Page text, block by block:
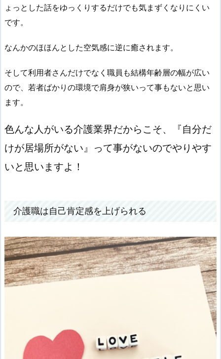
ょっとした話をゆっくりするだけでも気まずくなりにくい
です。
なんかのほほんとした空気感に逆に癒されます。
そして利用者さんだけでなく職員も結構年齢層の幅が広い
ので、若者ばかりの環境で肩身が狭いって事もないと思い
ます。
色んな人がいる介護業界だからこそ、『自分だ
けが居場所がない』って事がないのでやりやす
いと思いますよ！
介護職は自己肯定感を上げられる